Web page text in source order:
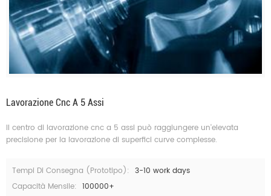
Lavorazione Cnc A 5 Assi
Il centro di lavorazione cnc a 5 assi può raggiungere un'elevata
precisione per la lavorazione di superfici curve complesse.
Tempi Di Consegna (prototipo): 3-10 work days
Capacità Mensile: 100000+